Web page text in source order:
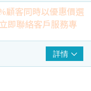
疫化學測試)
顧客同時以優惠價選
即聯絡客戶服務專
詳情